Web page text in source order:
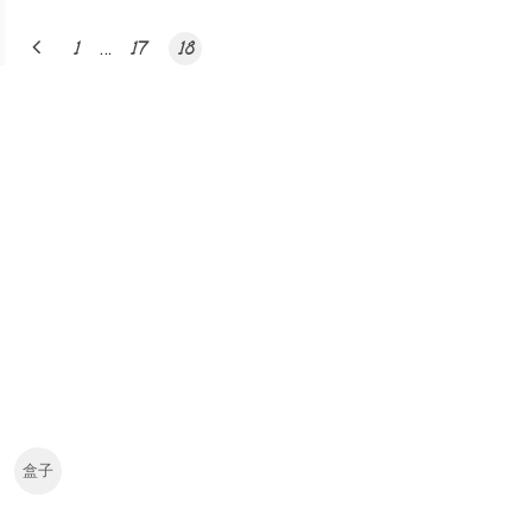
盒子
1 … 17 18